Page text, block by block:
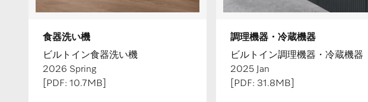
食器洗い機
ビルトイン食器洗い機
2026 Spring
[PDF: 10.7MB]
調理機器・冷蔵機器
ビルトイン調理機器・冷蔵機器
2025 Jan
[PDF: 31.8MB]